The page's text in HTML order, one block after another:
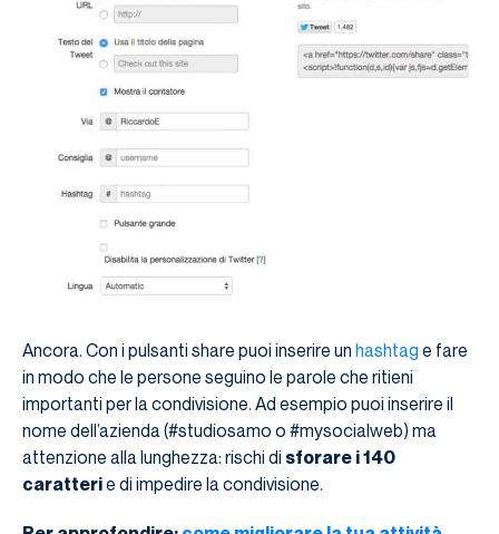
Ancora. Con i pulsanti share puoi inserire un hashtag e fare
in modo che le persone seguino le parole che ritieni
importanti per la condivisione. Ad esempio puoi inserire il
nome dell’azienda (#studiosamo o #mysocialweb) ma
attenzione alla lunghezza: rischi di sforare i 140
caratterie di impedire la condivisione.